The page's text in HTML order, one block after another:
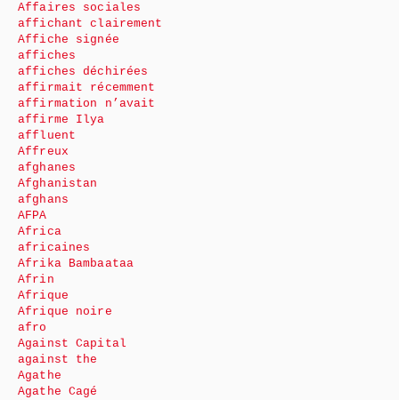
Affaires sociales
affichant clairement
Affiche signée
affiches
affiches déchirées
affirmait récemment
affirmation n’avait
affirme Ilya
affluent
Affreux
afghanes
Afghanistan
afghans
AFPA
Africa
africaines
Afrika Bambaataa
Afrin
Afrique
Afrique noire
afro
Against Capital
against the
Agathe
Agathe Cagé